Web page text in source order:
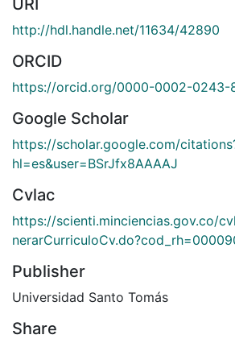
URI
http://hdl.handle.net/11634/42890
ORCID
https://orcid.org/0000-0002-0243-
Google Scholar
https://scholar.google.com/
hl=es&user=BSrJfx8AAAAJ
Cvlac
https://scienti.minciencias.gov.co/
Publisher
Universidad Santo Tomás
Share